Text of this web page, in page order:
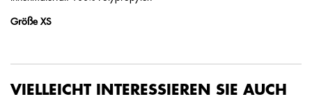
Größe XS
VIELLEICHT INTERESSIEREN SIE AUCH